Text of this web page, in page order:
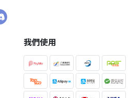
我們使用